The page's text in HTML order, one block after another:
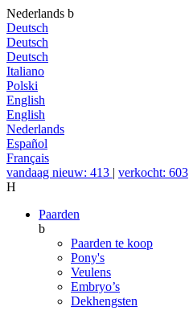
Nederlands b
Deutsch
Deutsch
Deutsch
Italiano
Polski
English
English
Nederlands
Español
Français
vandaag nieuw: 413 | verkocht: 603
H
Paarden
b
Paarden te koop
Pony's
Veulens
Embryo’s
Dekhengsten